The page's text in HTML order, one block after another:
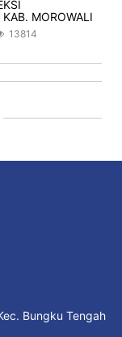
MOROWALI
13814
Bungku Tengah